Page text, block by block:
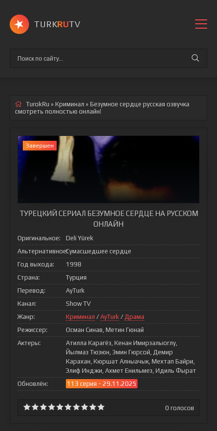
TURKRUTV
TurokRu » Криминал » Безумное сердце русская озвучка
смотреть полностью онлайн!
Завершен
ТУРЕЦКИЙ СЕРИАЛ БЕЗУМНОЕ СЕРДЦЕ НА РУССКОМ
ОНЛАЙН
Оригинальное:
Deli Yürek
Альтернативное:Сумасшедшее сердце
Год выхода:
1998
Страна:
Турция
Перевод:
AyTurk
Канал:
Show TV
Жанр:
Криминал / AyTurk / Драма
Режиссер:
Осман Синав, Метин Гюнай
Актеры:
Атилла Карагёз, Кенан Имирзалыоглу,
Йылмаз Тюзюн, Эмин Гюрсой, Демир
Карахан, Кюршат Алныачык, Мехтап Байри,
Элиф Инджи, Ахмет Енильмез, Идиль Фырат
Обновлён:
113 серия - 29.11.2025
0 голосов